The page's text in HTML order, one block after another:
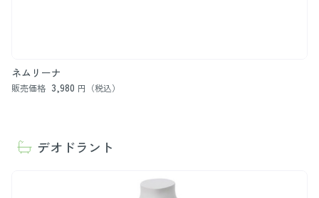
ネムリーナ
販売価格 3,980 円（税込）
デオドラント